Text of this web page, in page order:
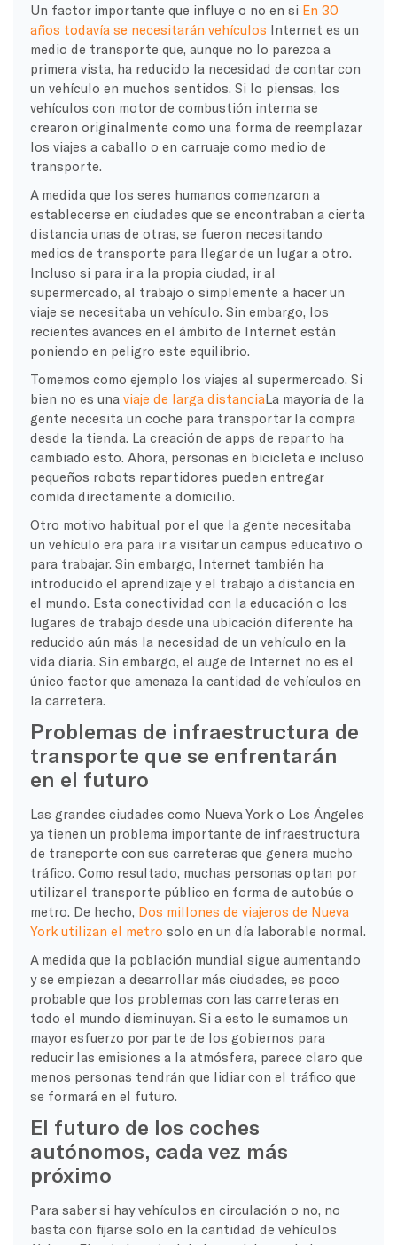
Un factor importante que influye o no en si En 30
años todavía se necesitarán vehículos Internet es un
medio de transporte que, aunque no lo parezca a
primera vista, ha reducido la necesidad de contar con
un vehículo en muchos sentidos. Si lo piensas, los
vehículos con motor de combustión interna se
crearon originalmente como una forma de reemplazar
los viajes a caballo o en carruaje como medio de
transporte.
A medida que los seres humanos comenzaron a
establecerse en ciudades que se encontraban a cierta
distancia unas de otras, se fueron necesitando
medios de transporte para llegar de un lugar a otro.
Incluso si para ir a la propia ciudad, ir al
supermercado, al trabajo o simplemente a hacer un
viaje se necesitaba un vehículo. Sin embargo, los
recientes avances en el ámbito de Internet están
poniendo en peligro este equilibrio.
Tomemos como ejemplo los viajes al supermercado. Si
bien no es una viaje de larga distanciaLa mayoría de la
gente necesita un coche para transportar la compra
desde la tienda. La creación de apps de reparto ha
cambiado esto. Ahora, personas en bicicleta e incluso
pequeños robots repartidores pueden entregar
comida directamente a domicilio.
Otro motivo habitual por el que la gente necesitaba
un vehículo era para ir a visitar un campus educativo o
para trabajar. Sin embargo, Internet también ha
introducido el aprendizaje y el trabajo a distancia en
el mundo. Esta conectividad con la educación o los
lugares de trabajo desde una ubicación diferente ha
reducido aún más la necesidad de un vehículo en la
vida diaria. Sin embargo, el auge de Internet no es el
único factor que amenaza la cantidad de vehículos en
la carretera.
Problemas de infraestructura de
transporte que se enfrentarán
en el futuro
Las grandes ciudades como Nueva York o Los Ángeles
ya tienen un problema importante de infraestructura
de transporte con sus carreteras que genera mucho
tráfico. Como resultado, muchas personas optan por
utilizar el transporte público en forma de autobús o
metro. De hecho, Dos millones de viajeros de Nueva
York utilizan el metro solo en un día laborable normal.
A medida que la población mundial sigue aumentando
y se empiezan a desarrollar más ciudades, es poco
probable que los problemas con las carreteras en
todo el mundo disminuyan. Si a esto le sumamos un
mayor esfuerzo por parte de los gobiernos para
reducir las emisiones a la atmósfera, parece claro que
menos personas tendrán que lidiar con el tráfico que
se formará en el futuro.
El futuro de los coches
autónomos, cada vez más
próximo
Para saber si hay vehículos en circulación o no, no
basta con fijarse solo en la cantidad de vehículos